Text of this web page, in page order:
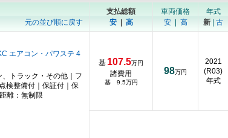
元の並び順に戻す
支払総額
安| 高
車両価格
安| 高
年式
新
古
エアコン・パワステ 4
トラック・その他｜フ
検整備付｜保証付｜保
離：無制限
基 107.5万円
諸費用
基 9.5万円
98万円
2021
(R03)
年式